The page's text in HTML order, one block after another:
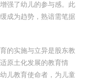
强了幼儿的参与感。此
成为趋势，熟谙需笔据
的实施与立异是股东教
原土化发展的教育情
儿教育使命者，为儿童